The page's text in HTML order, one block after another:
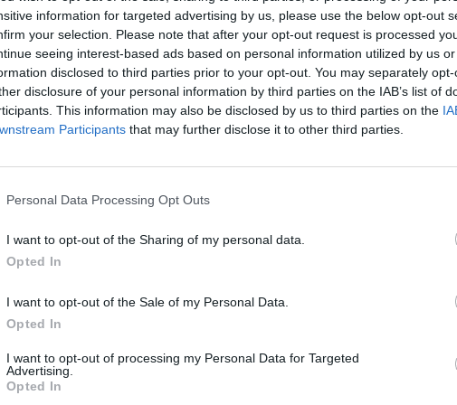
information for targeted advertising by us, please use the below opt-out
your selection. Please note that after your opt-out request is processed
seeing interest-based ads based on personal information utilized by us
disclosed to third parties prior to your opt-out. You may separately
disclosure of your personal information by third parties on the IAB’s list of
This information may also be disclosed by us to third parties on the
Participants that may further disclose it to other third parties.
Personal Data Processing Opt Outs
I want to opt-out of the Sharing of my personal data.
Opted In
I want to opt-out of the Sale of my Personal Data.
Opted In
I want to opt-out of processing my Personal Data for Targeted
Advertising.
Opted In
Попробуйте его с
стаканом ледяной воды —
Изделие ручной работы,
Каждая баночка
каждый раз попадать к вам
Особенный вкусный
Вес нетто: 275 г
Дополнительная
Категория:Варенье на ложке